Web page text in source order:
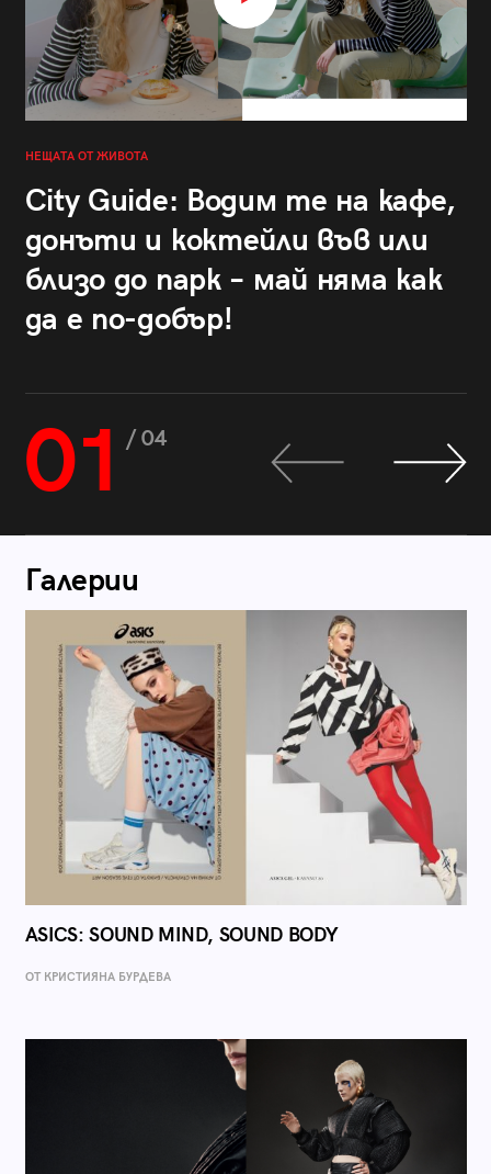
НЕЩАТА ОТ ЖИВОТА
City Guide: Водим те на кафе,
донъти и коктейли във или
близо до парк – май няма как
да е по-добър!
01 / 04
Галерии
ASICS: SOUND MIND, SOUND BODY
ОТ КРИСТИЯНА БУРДЕВА